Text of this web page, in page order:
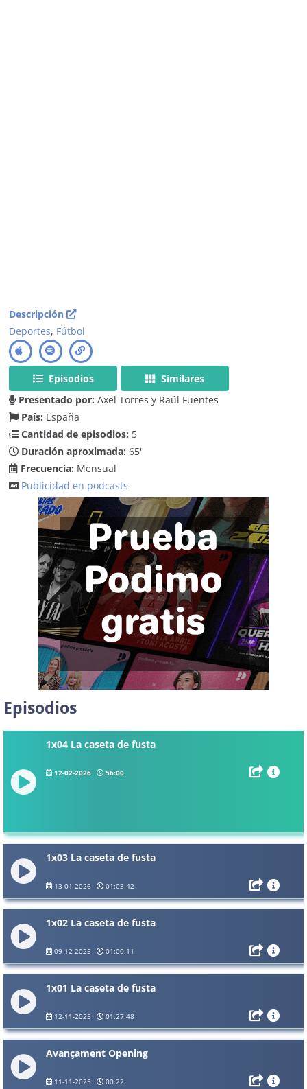
Descripción
Deportes, Fútbol
Episodios
Similares
Presentado por: Axel Torres y Raúl Fuentes
País: España
Cantidad de episodios: 5
Duración aproximada: 65'
Frecuencia: Mensual
Publicidad en podcasts
Episodios
1x04 La caseta de fusta
12-02-2026 56:00
1x03 La caseta de fusta
13-01-2026 01:03:42
1x02 La caseta de fusta
09-12-2025 01:00:11
1x01 La caseta de fusta
12-11-2025 01:27:48
Avançament Opening
11-11-2025 00:22